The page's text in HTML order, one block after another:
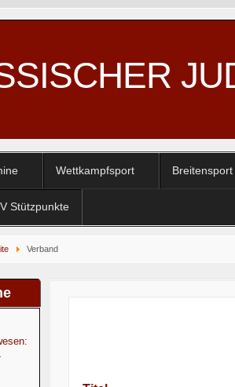
Wettkampfsport Breitensport
Stützpunkte
Verband